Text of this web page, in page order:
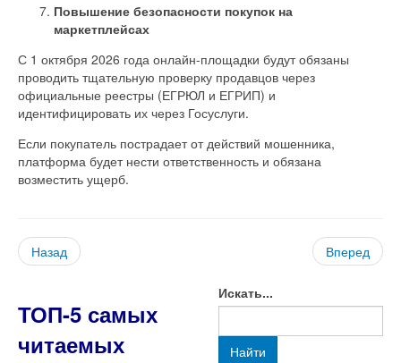
Повышение безопасности покупок на
маркетплейсах
С 1 октября 2026 года онлайн-площадки будут обязаны
проводить тщательную проверку продавцов через
официальные реестры (ЕГРЮЛ и ЕГРИП) и
идентифицировать их через Госуслуги.
Если покупатель пострадает от действий мошенника,
платформа будет нести ответственность и обязана
возместить ущерб.
Назад Вперед
ТОП-5 самых
читаемых
Искать...
Найти